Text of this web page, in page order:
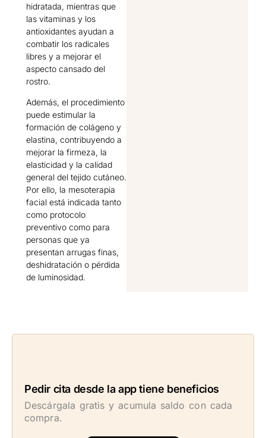
hidratada, mientras que
las vitaminas y los
antioxidantes ayudan a
combatir los radicales
libres y a mejorar el
aspecto cansado del
rostro.
Además, el procedimiento
puede estimular la
formación de colágeno y
elastina, contribuyendo a
mejorar la firmeza, la
elasticidad y la calidad
general del tejido cutáneo.
Por ello, la mesoterapia
facial está indicada tanto
como protocolo
preventivo como para
personas que ya
presentan arrugas finas,
deshidratación o pérdida
de luminosidad.
Pedir cita desde la app tiene beneficios
Descárgala gratis y acumula saldo con cada
compra.